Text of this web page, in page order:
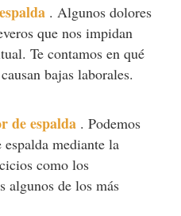
. Algunos dolores
que nos impidan
Te contamos en qué
bajas laborales.
de espalda . Podemos
mediante la
como los
algunos de los más